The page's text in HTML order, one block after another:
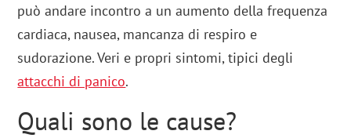
può andare incontro a un aumento della frequenza
cardiaca, nausea, mancanza di respiro e
sudorazione. Veri e propri sintomi, tipici degli
attacchi di panico.
Quali sono le cause?